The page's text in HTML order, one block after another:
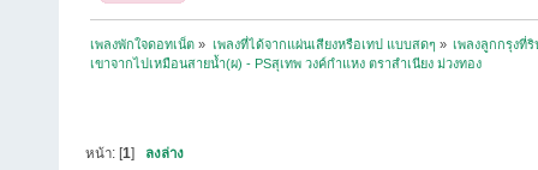
เพลงพักใจดอทเน็ต » เพลงที่ได้จากแผ่นเสียงหรือเทป แบบสดๆ » เพลงลูกกรุงที่
เขาจากไปเหมือนสายน้ำ(ผ) - PSสุเทพ วงค์กำแหง ตราสำเนียง ม่วงทอง
หน้า: [1] ลงล่าง